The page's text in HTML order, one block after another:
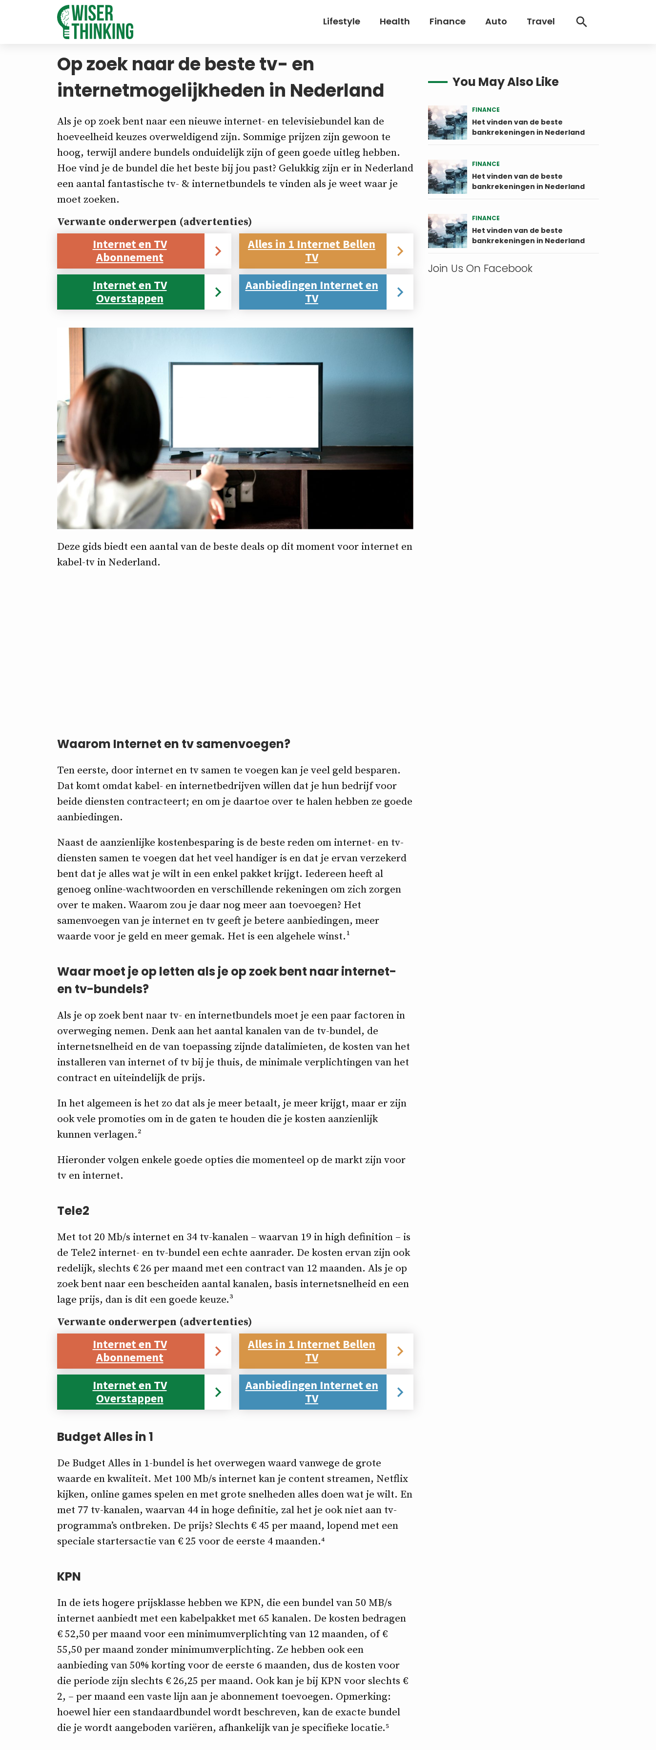
Lifestyle Health Finance Auto Travel
Op zoek naar de beste tv- en
internetmogelijkheden in Nederland
Als je op zoek bent naar een nieuwe internet- en televisiebundel kan de
hoeveelheid keuzes overweldigend zijn. Sommige prijzen zijn gewoon te
hoog, terwijl andere bundels onduidelijk zijn of geen goede uitleg hebben.
Hoe vind je de bundel die het beste bij jou past? Gelukkig zijn er in Nederland
een aantal fantastische tv- & internetbundels te vinden als je weet waar je
moet zoeken.
Verwante onderwerpen (advertenties)
Internet en TV
Abonnement
Alles in 1 Internet Bellen
TV
Internet en TV
Overstappen
Aanbiedingen Internet en
TV
Deze gids biedt een aantal van de beste deals op dit moment voor internet en
kabel-tv in Nederland.
Waarom Internet en tv samenvoegen?
Ten eerste, door internet en tv samen te voegen kan je veel geld besparen.
Dat komt omdat kabel- en internetbedrijven willen dat je hun bedrijf voor
beide diensten contracteert; en om je daartoe over te halen hebben ze goede
aanbiedingen.
Naast de aanzienlijke kostenbesparing is de beste reden om internet- en tv-
diensten samen te voegen dat het veel handiger is en dat je ervan verzekerd
bent dat je alles wat je wilt in een enkel pakket krijgt. Iedereen heeft al
genoeg online-wachtwoorden en verschillende rekeningen om zich zorgen
over te maken. Waarom zou je daar nog meer aan toevoegen? Het
samenvoegen van je internet en tv geeft je betere aanbiedingen, meer
waarde voor je geld en meer gemak. Het is een algehele winst.¹
Waar moet je op letten als je op zoek bent naar internet-
en tv-bundels?
Als je op zoek bent naar tv- en internetbundels moet je een paar factoren in
overweging nemen. Denk aan het aantal kanalen van de tv-bundel, de
internetsnelheid en de van toepassing zijnde datalimieten, de kosten van het
installeren van internet of tv bij je thuis, de minimale verplichtingen van het
contract en uiteindelijk de prijs.
In het algemeen is het zo dat als je meer betaalt, je meer krijgt, maar er zijn
ook vele promoties om in de gaten te houden die je kosten aanzienlijk
kunnen verlagen.²
Hieronder volgen enkele goede opties die momenteel op de markt zijn voor
tv en internet.
Tele2
Met tot 20 Mb/s internet en 34 tv-kanalen – waarvan 19 in high definition – is
de Tele2 internet- en tv-bundel een echte aanrader. De kosten ervan zijn ook
redelijk, slechts € 26 per maand met een contract van 12 maanden. Als je op
zoek bent naar een bescheiden aantal kanalen, basis internetsnelheid en een
lage prijs, dan is dit een goede keuze.³
Verwante onderwerpen (advertenties)
Internet en TV
Abonnement
Alles in 1 Internet Bellen
TV
Internet en TV
Overstappen
Aanbiedingen Internet en
TV
Budget Alles in 1
De Budget Alles in 1-bundel is het overwegen waard vanwege de grote
waarde en kwaliteit. Met 100 Mb/s internet kan je content streamen, Netflix
kijken, online games spelen en met grote snelheden alles doen wat je wilt. En
met 77 tv-kanalen, waarvan 44 in hoge definitie, zal het je ook niet aan tv-
programma’s ontbreken. De prijs? Slechts € 45 per maand, lopend met een
speciale startersactie van € 25 voor de eerste 4 maanden.⁴
KPN
In de iets hogere prijsklasse hebben we KPN, die een bundel van 50 MB/s
internet aanbiedt met een kabelpakket met 65 kanalen. De kosten bedragen
€ 52,50 per maand voor een minimumverplichting van 12 maanden, of €
55,50 per maand zonder minimumverplichting. Ze hebben ook een
aanbieding van 50% korting voor de eerste 6 maanden, dus de kosten voor
die periode zijn slechts € 26,25 per maand. Ook kan je bij KPN voor slechts €
2, – per maand een vaste lijn aan je abonnement toevoegen. Opmerking:
hoewel hier een standaardbundel wordt beschreven, kan de exacte bundel
die je wordt aangeboden variëren, afhankelijk van je specifieke locatie.⁵
You May Also Like
FINANCE
Het vinden van de beste
bankrekeningen in Nederland
FINANCE
Het vinden van de beste
bankrekeningen in Nederland
FINANCE
Het vinden van de beste
bankrekeningen in Nederland
Join Us On Facebook